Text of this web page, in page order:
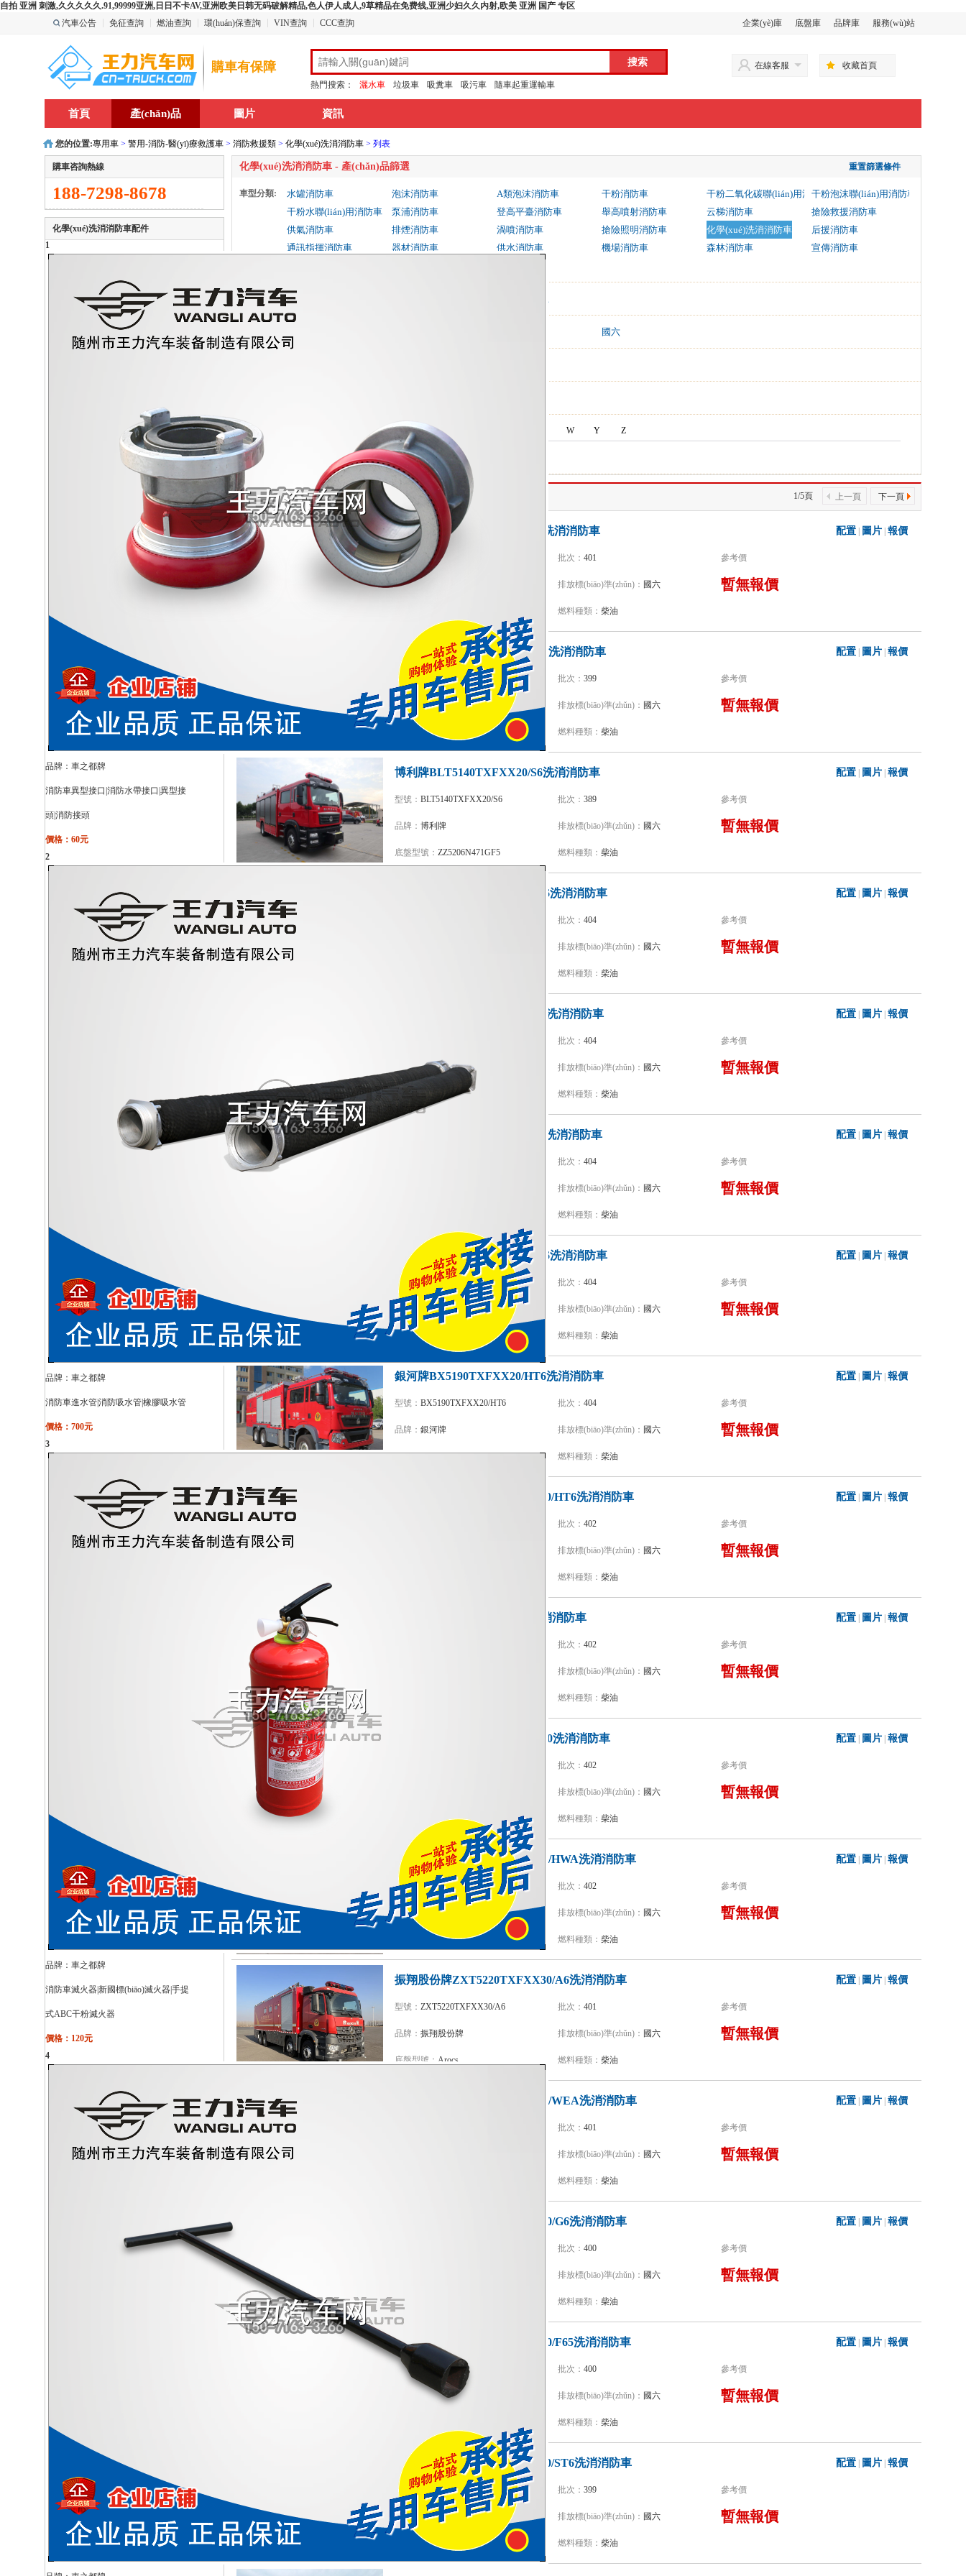
自拍 亚洲 刺激,久久久久久.91,99999亚洲,日日不卡AV,亚洲欧美日韩无码破解精品,色人伊人成人,9草精品在免费线,亚洲少妇久久内射,欧美 亚洲 国产 专区
汽車公告
免征查詢 燃油查詢 環(huán)保查詢 VIN查詢 CCC查詢 企業(yè)庫 底盤庫 品牌庫 服務(wù)站
購車有保障
熱門搜索： 灑水車 垃圾車 吸糞車 吸污車 隨車起重運輸車
在線客服 收藏首頁
首頁 產(chǎn)品 圖片 資訊
您的位置:專用車> 警用-消防-醫(yī)療救護車> 消防救援類> 化學(xué)洗消消防車> 列表
化學(xué)洗消消防車 - 產(chǎn)品篩選 重置篩選條件
車型分類: 水罐消防車 泡沫消防車 A類泡沫消防車 干粉消防車 干粉二氧化碳聯(lián)用消防車干粉泡沫聯(lián)用消防車
干粉水聯(lián)用消防車
泵浦消防車 登高平臺消防車 舉高噴射消防車 云梯消防車
搶險救援消防車
供氣消防車
排煙消防車 渦噴消防車 搶險照明消防車 化學(xué)洗消消防車
后援消防車
通訊指揮消防車
器材消防車 供水消防車 機場消防車 森林消防車
宣傳消防車
最大馬力: 210-260馬力 310馬力以上
國六
整車品牌： G H J W Y Z
博利牌
共98個商品 1/5頁 上一頁 下一頁
江特牌JDF5140TXFXX20/Z6洗消消防車 配置 圖片 報價
型號： JDF5140TXFXX20/Z6 批次： 401 參考價
品牌： 排放標(biāo)準(zhǔn)： 國六 暫無報價
燃料種類： 柴油
江特牌JDF5270TXFXX100/Z6洗消消防車 配置 圖片 報價
型號： JDF5270TXFXX100/Z6 批次： 399 參考價
品牌： 江特牌 排放標(biāo)準(zhǔn)： 國六 暫無報價
底盤型號： ZZ5356V524MF5 燃料種類： 柴油
博利牌BLT5140TXFXX20/S6洗消消防車 配置 圖片 報價
型號： BLT5140TXFXX20/S6 批次： 389 參考價
品牌： 博利牌 排放標(biāo)準(zhǔn)： 國六 暫無報價
底盤型號： ZZ5206N471GF5 燃料種類： 柴油
銀河牌BX5140TXFXX30/HW6洗消消防車 配置 圖片 報價
批次： 404 參考價
排放標(biāo)準(zhǔn)： 國六 暫無報價
燃料種類： 柴油
銀河牌BX5200TXFXX30/HT6洗消消防車 配置 圖片 報價
批次： 404 參考價
品牌：銀河牌 排放標(biāo)準(zhǔn)： 國六 暫無報價
底盤型號： ZZ5357TXFV464MF5 燃料種類： 柴油
銀河牌BX5190TXFXX30/SK6洗消消防車 配置 圖片 報價
批次： 404 參考價
排放標(biāo)準(zhǔn)： 國六 暫無報價
燃料種類： 柴油
銀河牌BX5160TXFXX30/HW6洗消消防車 配置 圖片 報價
型號：BX5160TXFXX30/HW6 批次： 404 參考價
品牌： 銀河牌 排放標(biāo)準(zhǔn)： 國六 暫無報價
底盤型號： ZZ5207TXFV471GF5 燃料種類： 柴油
銀河牌BX5190TXFXX20/HT6洗消消防車 配置 圖片 報價
型號： BX5190TXFXX20/HT6 批次： 404 參考價
品牌： 銀河牌 排放標(biāo)準(zhǔn)： 國六 暫無報價
底盤型號：ZZ5357TXFV464MF5 燃料種類： 柴油
中卓時代牌ZXF5130TXFXX20/HT6洗消消防車 配置 圖片 報價
批次： 402 參考價
排放標(biāo)準(zhǔn)： 國六 暫無報價
燃料種類： 柴油
漢江牌HXF5190TXFXX40洗消消防車 配置 圖片 報價
批次： 402 參考價
排放標(biāo)準(zhǔn)： 國六 暫無報價
燃料種類： 柴油
中聯(lián)牌ZLF5180TXFXX50洗消消防車 配置 圖片 報價
批次： 402 參考價
排放標(biāo)準(zhǔn)： 國六 暫無報價
ZZ5206N471GF5 燃料種類： 柴油
捷達消防牌SJD5240TXFXX60/HWA洗消消防車 配置 圖片 報價
型號： SJD5240TXFXX60/HWA 批次： 402 參考價
品牌： 捷達消防牌 排放標(biāo)準(zhǔn)： 國六 暫無報價
ZZ5357TXFV464MF5 燃料種類： 柴油
振翔股份牌ZXT5220TXFXX30/A6洗消消防車 配置 圖片 報價
型號： ZXT5220TXFXX30/A6 批次： 401 參考價
品牌： 振翔股份牌 排放標(biāo)準(zhǔn)： 國六 暫無報價
底盤型號： Arocs 燃料種類： 柴油
捷達消防牌SJD5241TXFXX30/WEA洗消消防車 配置 圖片 報價
批次： 401 參考價
排放標(biāo)準(zhǔn)： 國六 暫無報價
燃料種類： 柴油
振翔股份牌ZXT5190TXFXX60/G6洗消消防車 配置 圖片 報價
批次： 400 參考價
排放標(biāo)準(zhǔn)： 國六 暫無報價
底盤型號： 燃料種類： 柴油
振翔股份牌ZXT5190TXFXX40/F65洗消消防車 配置 圖片 報價
型號： ZXT5190TXFXX40/F65 批次： 400 參考價
振翔股份牌 排放標(biāo)準(zhǔn)： 國六 暫無報價
燃料種類： 柴油
中卓時代牌ZXF5200TXFXX30/ST6洗消消防車 配置 圖片 報價
型號： ZXF5200TXFXX30/ST6 批次： 399 參考價
品牌： 中卓時代牌 排放標(biāo)準(zhǔn)： 國六 暫無報價
底盤型號： ZZ5356V524MF5 燃料種類： 柴油
購車咨詢熱線
188-7298-8678
化學(xué)洗消消防車配件
1
品牌： 車之都牌
消防車異型接口|消防水帶接口|異型接
頭|消防接頭
價格：60元
2
品牌： 車之都牌
消防車進水管|消防吸水管|橡膠吸水管
價格：700元
3
品牌： 車之都牌
消防車滅火器|新國標(biāo)滅火器|手提
式ABC干粉滅火器
價格：120元
4